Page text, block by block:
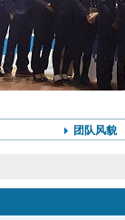
团队风貌